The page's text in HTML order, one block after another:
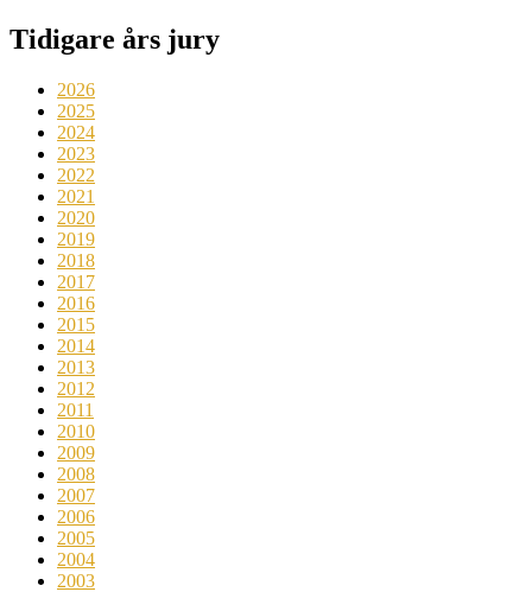
Tidigare års jury
2026
2025
2024
2023
2022
2021
2020
2019
2018
2017
2016
2015
2014
2013
2012
2011
2010
2009
2008
2007
2006
2005
2004
2003